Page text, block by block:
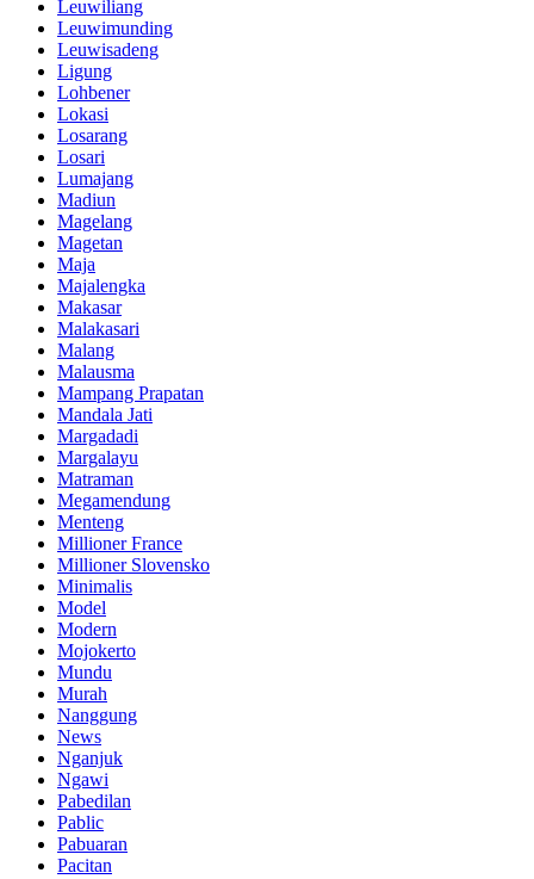
Leuwiliang
Leuwimunding
Leuwisadeng
Ligung
Lohbener
Lokasi
Losarang
Losari
Lumajang
Madiun
Magelang
Magetan
Maja
Majalengka
Makasar
Malakasari
Malang
Malausma
Mampang Prapatan
Mandala Jati
Margadadi
Margalayu
Matraman
Megamendung
Menteng
Millioner France
Millioner Slovensko
Minimalis
Model
Modern
Mojokerto
Mundu
Murah
Nanggung
News
Nganjuk
Ngawi
Pabedilan
Pablic
Pabuaran
Pacitan